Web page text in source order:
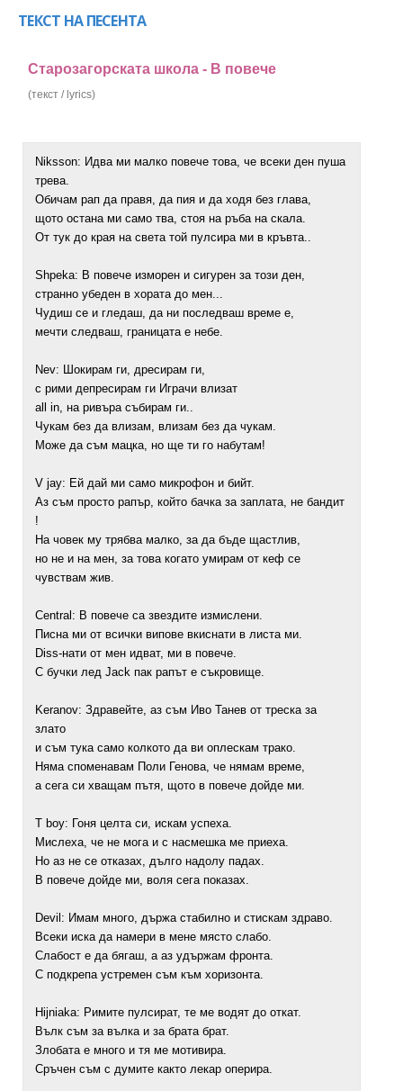
ТЕКСТ НА ПЕСЕНТА
Старозагорската школа - В повече
(текст / lyrics)
Niksson: Идва ми малко повече това, че всеки ден пуша
трева.
Oбичам рап да правя, да пия и да ходя без глава,
щото остана ми само тва, стоя на ръба на скала.
От тук до края на света той пулсира ми в кръвта..
Shpeka: В повече изморен и сигурен за този ден,
странно убеден в хората до мен...
Чудиш се и гледаш, да ни последваш време е,
мечти следваш, границата е небе.
Nev: Шокирам ги, дресирам ги,
с рими депресирам ги Играчи влизат
all in, на ривъра събирам ги..
Чукам без да влизам, влизам без да чукам.
Може да съм мацка, но ще ти го набутам!
V jay: Ей дай ми само микрофон и бийт.
Аз съм просто рапър, който бачка за заплата, не бандит
!
На човек му трябва малко, за да бъде щастлив,
но не и на мен, за това когато умирам от кеф се
чувствам жив.
Central: В повече са звездите измислени.
Писна ми от всички випове вкиснати в листа ми.
Diss-нати от мен идват, ми в повече.
С бучки лед Jack пак рапът е съкровище.
Keranov: Здравейте, аз съм Иво Танев от треска за
злато
и съм тука само колкото да ви оплескам трако.
Няма споменавам Поли Генова, че нямам време,
а сега си хващам пътя, щото в повече дойде ми.
T boy: Гоня целта си, искам успеха.
Мислеха, че не мога и с насмешка ме приеха.
Но аз не се отказах, дълго надолу падах.
В повече дойде ми, воля сега показах.
Devil: Имам много, държа стабилно и стискам здраво.
Всеки иска да намери в мене място слабо.
Слабост е да бягаш, а аз удържам фронта.
С подкрепа устремен съм към хоризонта.
Hijniaka: Римите пулсират, те ме водят до откат.
Вълк съм за вълка и за брата брат.
Злобата е много и тя ме мотивира.
Сръчен съм с думите както лекар оперира.